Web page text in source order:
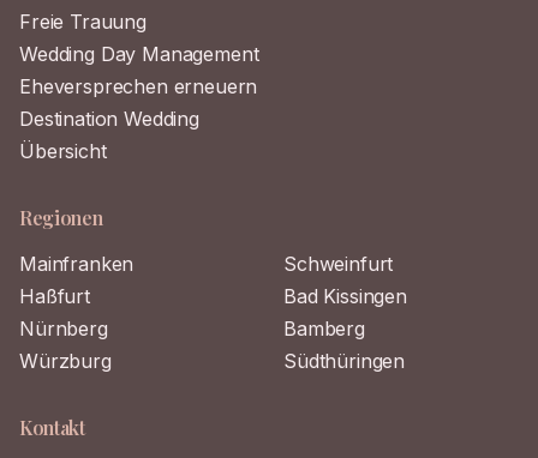
Freie Trauung
Wedding Day Management
Eheversprechen erneuern
Destination Wedding
Übersicht
Regionen
Mainfranken
Haßfurt
Nürnberg
Würzburg
Schweinfurt
Bad Kissingen
Bamberg
Südthüringen
Kontakt